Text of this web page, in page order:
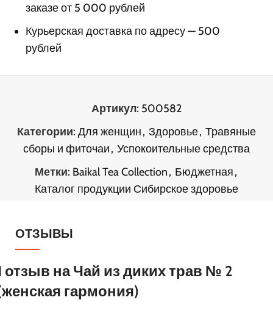
заказе от 5 000 рублей
Курьерская доставка по адресу — 500
рублей
Артикул: 500582
Категории: Для женщин, Здоровье, Травяные
сборы и фиточаи, Успокоительные средства
Метки: Baikal Tea Collection, Бюджетная,
Каталог продукции Сибирское здоровье
ОТЗЫВЫ
отзыв наЧай из диких трав № 2
гармония)